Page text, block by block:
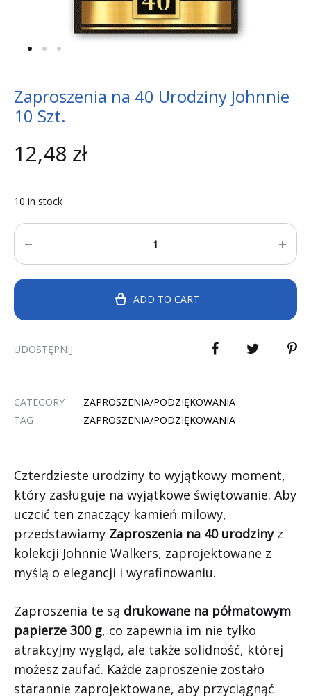
Zaproszenia na 40 Urodziny Johnnie
10 Szt.
12,48 zł
10 in stock
Quantity
ADD TO CART
UDOSTĘPNIJ
CATEGORY
ZAPROSZENIA/PODZIĘKOWANIA
TAG
ZAPROSZENIA/PODZIĘKOWANIA
Czterdzieste urodziny to wyjątkowy moment,
który zasługuje na wyjątkowe świętowanie. Aby
uczcić ten znaczący kamień milowy,
przedstawiamy Zaproszenia na 40 urodzinyz
kolekcji Johnnie Walkers, zaprojektowane z
myślą o elegancji i wyrafinowaniu.
Zaproszenia te są drukowane na półmatowym
papierze 300 g, co zapewnia im nie tylko
atrakcyjny wygląd, ale także solidność, której
możesz zaufać. Każde zaproszenie zostało
starannie zaprojektowane, aby przyciągnąć